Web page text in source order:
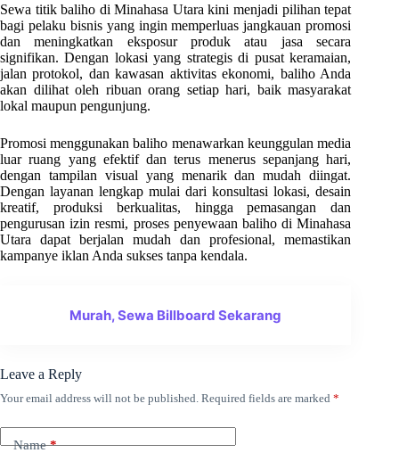
Sewa titik baliho di Minahasa Utara kini menjadi pilihan tepat
bagi pelaku bisnis yang ingin memperluas jangkauan promosi
dan meningkatkan eksposur produk atau jasa secara
signifikan. Dengan lokasi yang strategis di pusat keramaian,
jalan protokol, dan kawasan aktivitas ekonomi, baliho Anda
akan dilihat oleh ribuan orang setiap hari, baik masyarakat
lokal maupun pengunjung.
Promosi menggunakan baliho menawarkan keunggulan media
luar ruang yang efektif dan terus menerus sepanjang hari,
dengan tampilan visual yang menarik dan mudah diingat.
Dengan layanan lengkap mulai dari konsultasi lokasi, desain
kreatif, produksi berkualitas, hingga pemasangan dan
pengurusan izin resmi, proses penyewaan baliho di Minahasa
Utara dapat berjalan mudah dan profesional, memastikan
kampanye iklan Anda sukses tanpa kendala.
Murah, Sewa Billboard Sekarang
Leave a Reply
Your email address will not be published. Required fields are marked *
Name*